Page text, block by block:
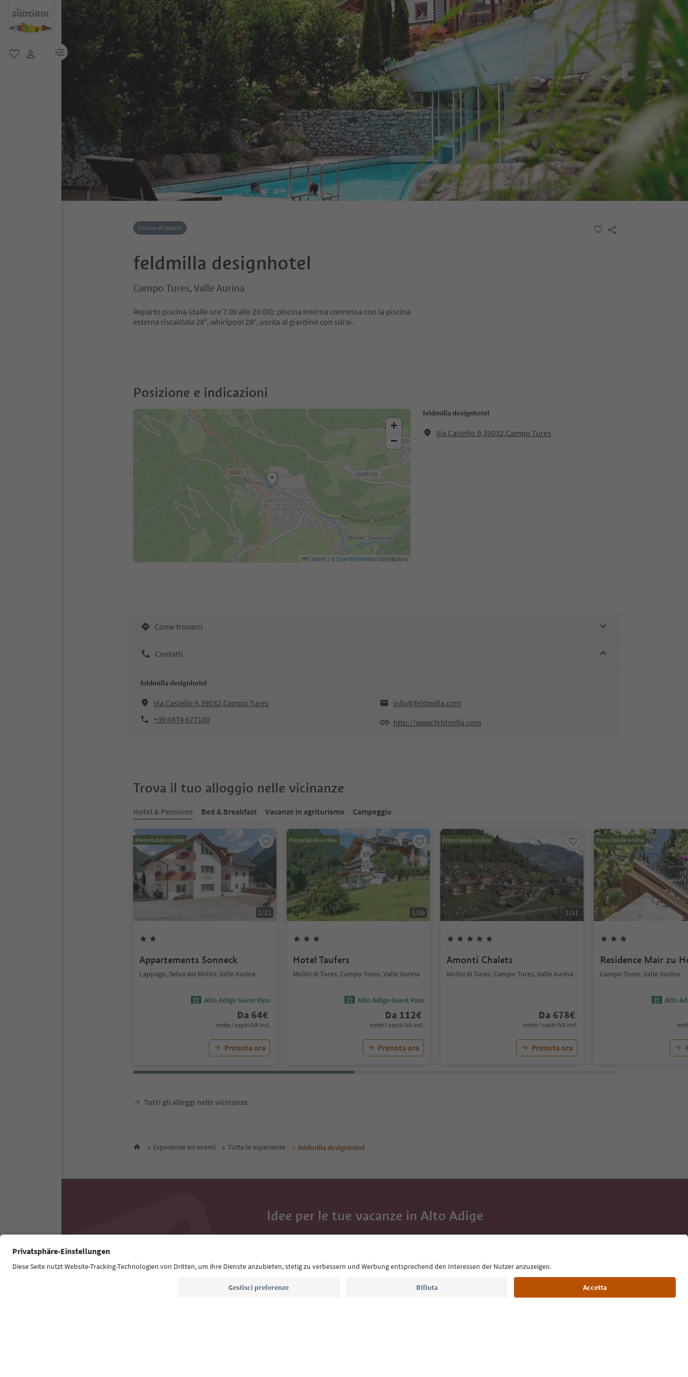
menu link
Piscine all'aperto
feldmilla designhotel
Campo Tures, Valle Aurina
Reparto piscina (dalle ore 7.00 alle 20.00): piscina interna connessa con la piscina
esterna riscaldata 28°, whirlpool 28°, uscita al giardino con sdrai.
Posizione e indicazioni
feldmilla designhotel
Via Castello 9,39032,Campo Tures
+
−
Leaflet | ©OpenStreetMapContributors
Come trovarci
Contatti
feldmilla designhotel
Via Castello 9,39032,Campo Tures
info@feldmilla.com
+39 0474 677100
http://www.feldmilla.com
Trova il tuo alloggio nelle vicinanze
Hotel & Pensione Bed & Breakfast Vacanze in agriturismo Campeggio
Prenotabile online
1/21
Appartements Sonneck
Lappago, Selva dei Molini, Valle Aurina
Alto Adige Guest Pass
Da 64€
notte / ospiti IVA incl.
Prenota ora
Prenotabile online
1/26
Hotel Taufers
Molini di Tures, Campo Tures, Valle Aurina
Alto Adige Guest Pass
Da 112€
notte / ospiti IVA incl.
Prenota ora
Prenotabile online
1/31
Amonti Chalets
Molini di Tures, Campo Tures, Valle Aurina
Da 678€
notte / ospiti IVA incl.
Prenota ora
Prenotabile online
Residence Mair zu
Campo Tures, Valle Aurina
Alto
Tutti gli alloggi nelle vicinanze
Esperienze ed eventi Tutte le esperienze feldmilla designhotel
Idee per le tue vacanze in Alto Adige
Con la newsletter dell’Alto Adige ricevi consigli per le tue vacanze,
Indirizzo e-mail*